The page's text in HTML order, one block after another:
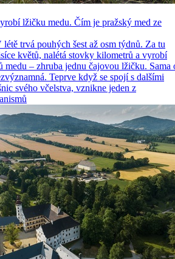
lžičku medu. Čím je pražský med ze
trvá pouhých šest až osm týdnů. Za tu
květů, nalétá stovky kilometrů a vyrobí
medu – zhruba jednu čajovou lžičku. Sama
Teprve když se spojí s dalšími
svého včelstva, vznikne jeden z